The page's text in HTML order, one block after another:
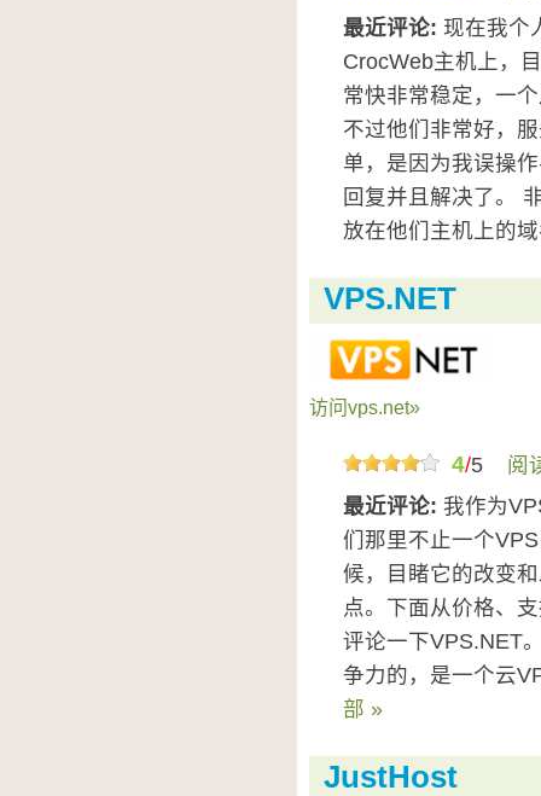
最近评论: 现在我个
CrocWeb主机上，
常快非常稳定，一
不过他们非常好，
单，是因为我误操
回复并且解决了。
放在他们主机上的
VPS.NET
访问vps.net»
4/5
阅
最近评论: 我作为
们那里不止一个
候，目睹它的改变
点。下面从价格、
评论一下VPS.NET
争力的，是一个云
部 »
JustHost